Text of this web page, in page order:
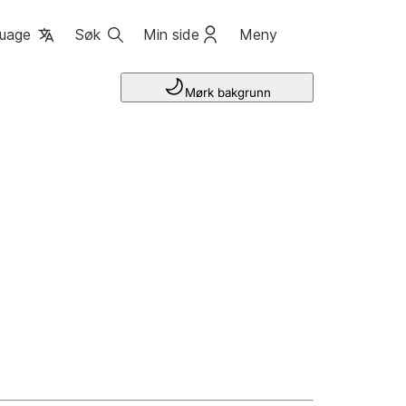
Søk Min side Meny
Mørk bakgrunn